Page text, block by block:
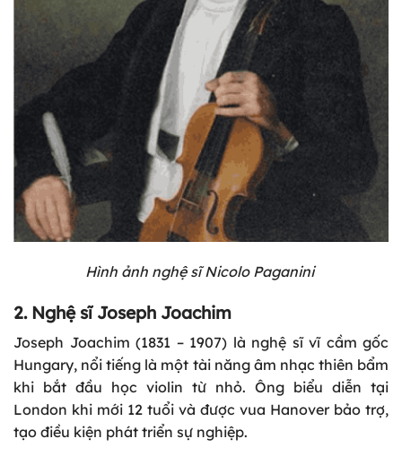
Hình ảnh nghệ sĩ Nicolo Paganini
2. Nghệ sĩ Joseph Joachim
Joseph Joachim (1831 – 1907) là nghệ sĩ vĩ cầm gốc
Hungary, nổi tiếng là một tài năng âm nhạc thiên bẩm
khi bắt đầu học violin từ nhỏ. Ông biểu diễn tại
London khi mới 12 tuổi và được vua Hanover bảo trợ,
tạo điều kiện phát triển sự nghiệp.